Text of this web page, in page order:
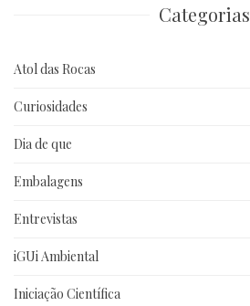
Categorias
Atol das Rocas
Curiosidades
Dia de que
Embalagens
Entrevistas
iGUi Ambiental
Iniciação Científica